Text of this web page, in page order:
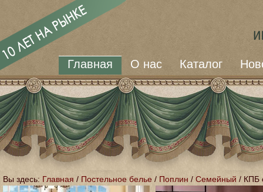
Главная О нас Каталог
Вы здесь: Главная / Постельное белье / Поплин / Семейный / КПБ